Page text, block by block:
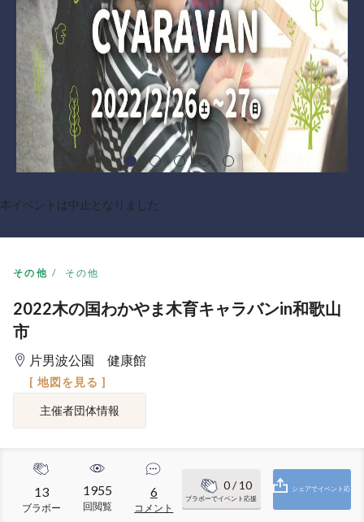
本イベントは中止となりました
その他 その他
2022木の国わかやま木育キャラバンin和歌山
市
片男波公園 健康館
[ 地図を見る ]
主催者団体情報
13
ブラボー
1955
回閲覧
6
コメント
0/ 10
ブラボーでイベント応援
シェアでイベント応